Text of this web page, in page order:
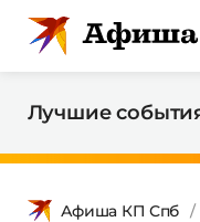
Лучшие
Афиша КП Спб